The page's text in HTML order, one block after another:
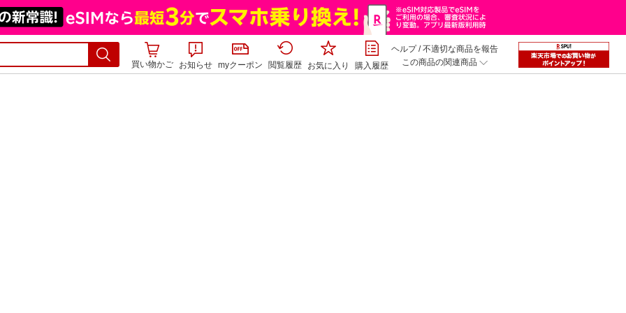
買い物かご お知らせ myクーポン 閲覧履歴 お気に入り 購入履歴
ヘルプ/不適切な商品を報告
この商品の関連商品